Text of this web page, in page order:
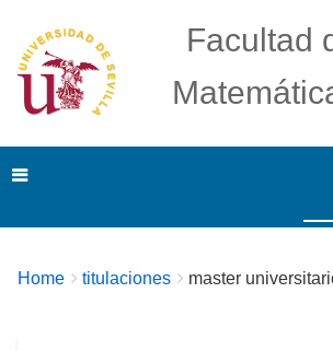
Facultad
Breadcrumbs
You
Home titulaciones master